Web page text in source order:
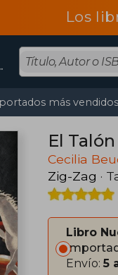
Los
más vendidos
El
Cecilia
Zig-Zag ·
Libro
Envío: 5